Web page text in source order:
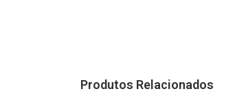
Produtos Relacionados